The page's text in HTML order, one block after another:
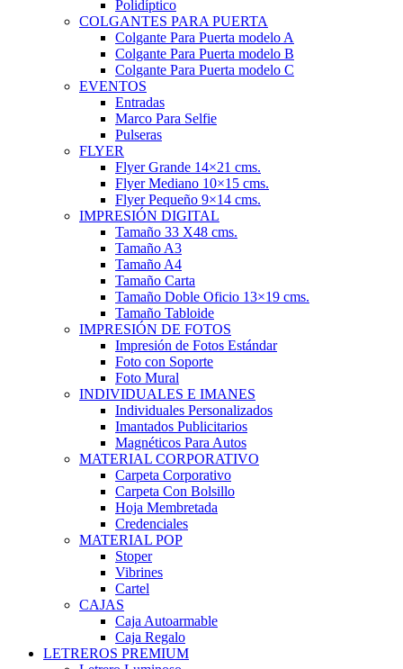
Polidíptico
COLGANTES PARA PUERTA
Colgante Para Puerta modelo A
Colgante Para Puerta modelo B
Colgante Para Puerta modelo C
EVENTOS
Entradas
Marco Para Selfie
Pulseras
FLYER
Flyer Grande 14×21 cms.
Flyer Mediano 10×15 cms.
Flyer Pequeño 9×14 cms.
IMPRESIÓN DIGITAL
Tamaño 33 X48 cms.
Tamaño A3
Tamaño A4
Tamaño Carta
Tamaño Doble Oficio 13×19 cms.
Tamaño Tabloide
IMPRESIÓN DE FOTOS
Impresión de Fotos Estándar
Foto con Soporte
Foto Mural
INDIVIDUALES E IMANES
Individuales Personalizados
Imantados Publicitarios
Magnéticos Para Autos
MATERIAL CORPORATIVO
Carpeta Corporativo
Carpeta Con Bolsillo
Hoja Membretada
Credenciales
MATERIAL POP
Stoper
Vibrines
Cartel
CAJAS
Caja Autoarmable
Caja Regalo
LETREROS PREMIUM